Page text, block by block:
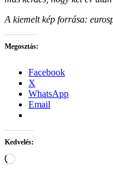
A kiemelt kép forrása:
Megosztás:
Facebook
X
WhatsApp
Email
Kedvelés:
Loading…